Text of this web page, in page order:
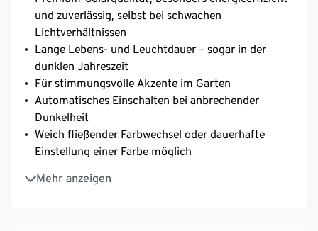
und zuverlässig, selbst bei schwachen
Lichtverhältnissen
Lange Lebens- und Leuchtdauer – sogar in der
dunklen Jahreszeit
Für stimmungsvolle Akzente im Garten
Automatisches Einschalten bei anbrechender
Dunkelheit
Weich fließender Farbwechsel oder dauerhafte
Einstellung einer Farbe möglich
Mehr anzeigen
Mit fest integrierten LEDs
Mit zusätzlichem Gewicht für gute Standfestigkeit